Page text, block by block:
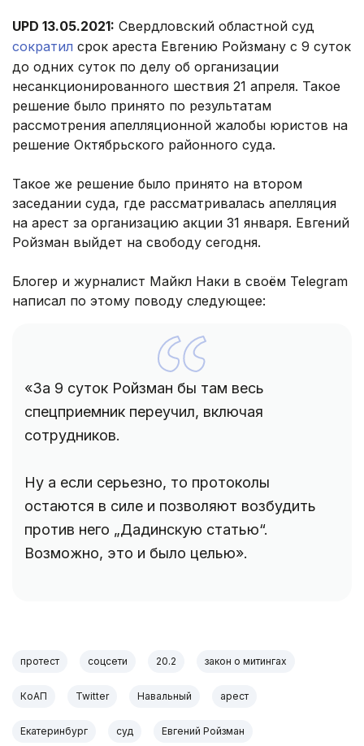
UPD 13.05.2021: Свердловский областной суд
сократил срок ареста Евгению Ройзману с 9 суток
до одних суток по делу об организации
несанкционированного шествия 21 апреля. Такое
решение было принято по результатам
рассмотрения апелляционной жалобы юристов на
решение Октябрьского районного суда.
Такое же решение было принято на втором
заседании суда, где рассматривалась апелляция
на арест за организацию акции 31 января. Евгений
Ройзман выйдет на свободу сегодня.
Блогер и журналист Майкл Наки в своём Telegram
написал по этому поводу следующее:
«За 9 суток Ройзман бы там весь
спецприемник переучил, включая
сотрудников.
Ну а если серьезно, то протоколы
остаются в силе и позволяют возбудить
против него „Дадинскую статью“.
Возможно, это и было целью».
протест соцсети 20.2 закон о митингах
КоАП Twitter Навальный арест
Екатеринбург суд Евгений Ройзман